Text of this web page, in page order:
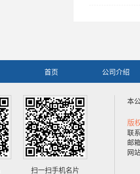
首页 公司介绍
扫一扫手机名片
本
版
联
邮
网